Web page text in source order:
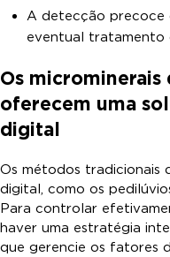
A detecção precoce
eventual tratamento
Os microminerais
oferecem uma
digital
Os métodos
digital, como os
Para controlar
haver uma estratégia
que gerencie os fatores